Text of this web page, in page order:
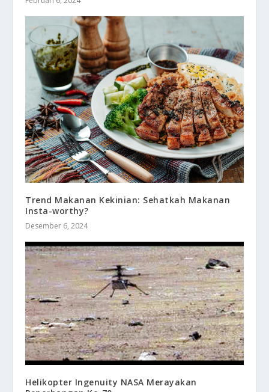
Trend Makanan Kekinian: Sehatkah Makanan
Insta-worthy?
Desember 6, 2024
Helikopter Ingenuity NASA Merayakan